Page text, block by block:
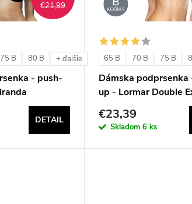
€21,99
75 B 80 B + ďalšie
- push-
DETAIL
65 B 70 B 75 B
Dámska podprsenka
up - Lormar Double
€23,39
Skladom6 ks